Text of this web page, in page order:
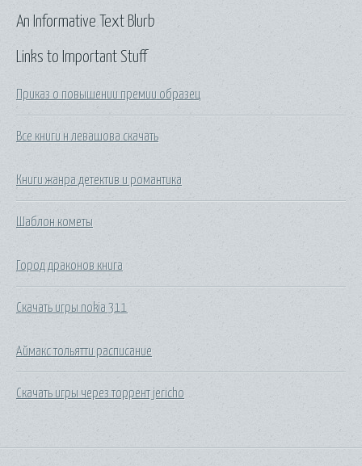
Links to Important Stuff
Приказ о повышении премии образец
Все книги н левашова скачать
Книги жанра детектив и романтика
Шаблон кометы
Город драконов книга
Скачать игры nokia 311
Аймакс тольятти расписание
Скачать игры через торрент jericho
An Informative Text Blurb